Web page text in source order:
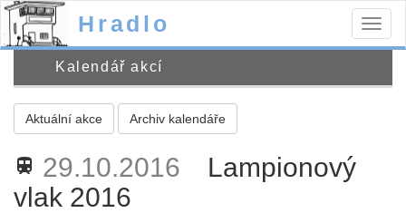
Hradlo
Kalendář akcí
Aktuální akce Archiv kalendáře
train 29.10.2016
Lampionový
vlak 2016